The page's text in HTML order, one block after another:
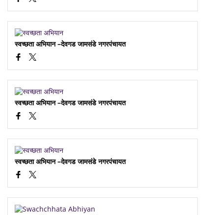
स्वच्छता अभियान –देवगड जामसंडे नगरपंचायत
स्वच्छता अभियान –देवगड जामसंडे नगरपंचायत
स्वच्छता अभियान –देवगड जामसंडे नगरपंचायत